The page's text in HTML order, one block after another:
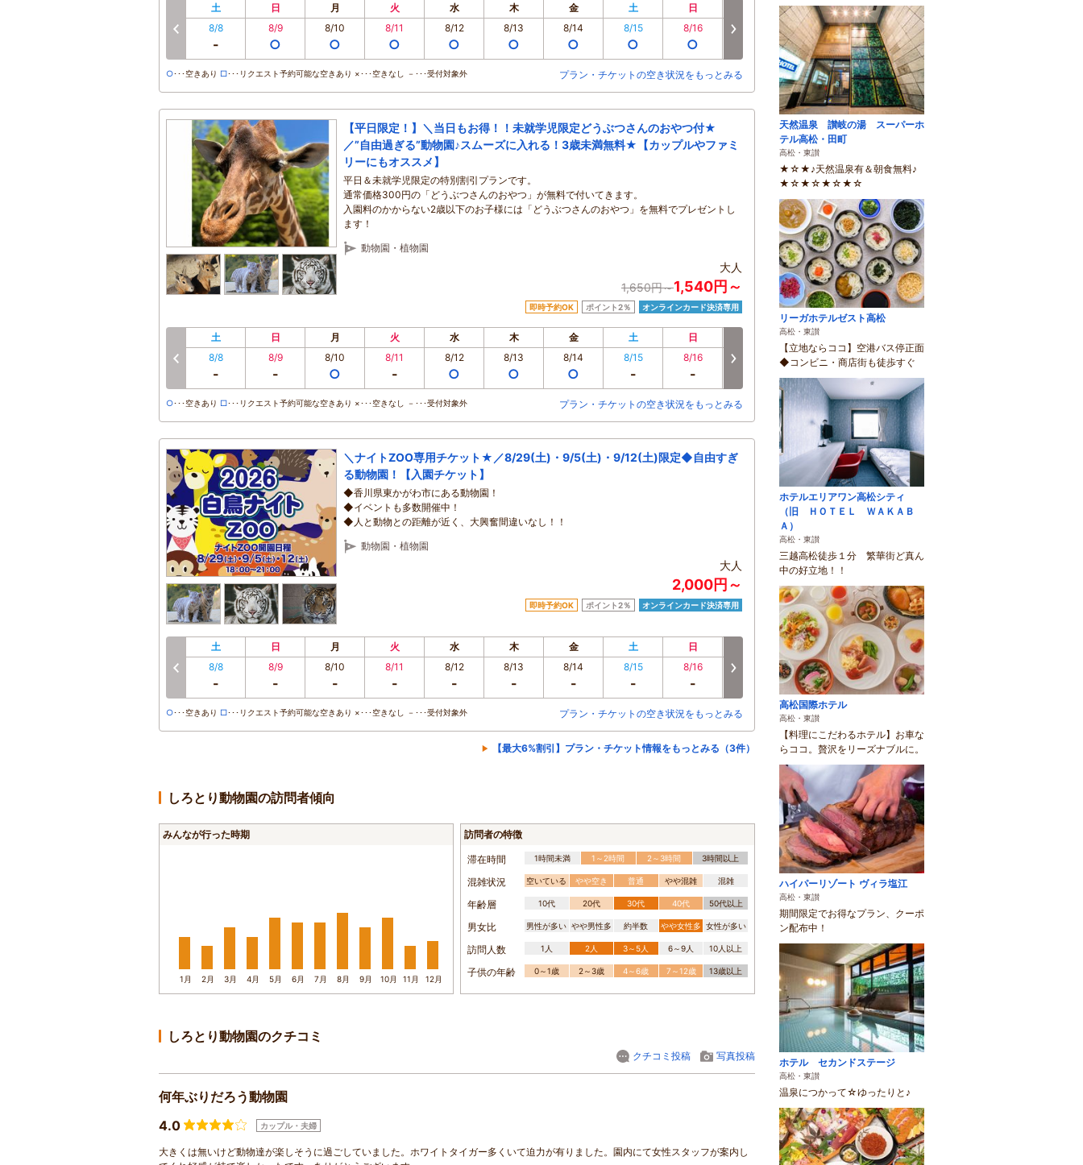
土 日 月 火 水 木 金 土 日 火 水
8/8
-
8/9
○
8/10
○
8/11
○
8/12
○
8/13
○
8/14
○
8/15
○
8/16
○
8/18
○
8/19
○
8/20
○･･･空きあり □･･･リクエスト予約可能な空きあり ×･･･空きなし －･･･受付対象外 プラン・チケットの空き状況をもっとみる
【平日限定！】＼当日もお得！！未就学児限定どうぶつさんのおやつ付★
／”自由過ぎる”動物園♪スムーズに入れる！3歳未満無料★【カップルやファミ
リーにもオススメ】
平日＆未就学児限定の特別割引プランです。
通常価格300円の「どうぶつさんのおやつ」が無料で付いてきます。
入園料のかからない2歳以下のお子様には「どうぶつさんのおやつ」を無料でプレゼントし
ます！
動物園・植物園
大人
1,650円～1,540円～
即時予約OK ポイント2％ オンラインカード決済専用
土 日 月 火 水 木 金 土 日 火
8/8
-
8/9
-
8/10
○
8/11
-
8/12
○
8/13
○
8/14
○
8/15
-
8/16
-
8/18
○
8/19
○
○･･･空きあり □･･･リクエスト予約可能な空きあり ×･･･空きなし －･･･受付対象外 プラン・チケットの空き状況をもっとみる
＼ナイトZOO専用チケット★／8/29(土)・9/5(土)・9/12(土)限定◆自由すぎ
る動物園！【入園チケット】
◆香川県東かがわ市にある動物園！
◆イベントも多数開催中！
◆人と動物との距離が近く、大興奮間違いなし！！
動物園・植物園
大人
2,000円～
即時予約OK ポイント2％ オンラインカード決済専用
土 日 月 火 水 木 金 土 日 火 水
8/8
-
8/9
-
8/10
-
8/11
-
8/12
-
8/13
-
8/14
-
8/15
-
8/16
-
8/18
-
8/19
-
8/20
○･･･空きあり □･･･リクエスト予約可能な空きあり ×･･･空きなし －･･･受付対象外 プラン・チケットの空き状況をもっとみる
【最大6%割引】プラン・チケット情報をもっとみる（3件）
しろとり動物園の訪問者傾向
みんなが行った時期
1月 2月 3月 4月 5月 6月 7月 8月 9月 10月 11月 12月
訪問者の特徴
滞在時間 1時間未満 1～2時間 2～3時間 3時間以上
混雑状況 空いている やや空き 普通 やや混雑 混雑
年齢層 10代 20代 30代 40代 50代以上
男女比 男性が多い やや男性多 約半数 やや女性多 女性が多い
訪問人数 1人 2人 3～5人 6～9人 10人以上
子供の年齢 0～1歳 2～3歳 4～6歳 7～12歳 13歳以上
しろとり動物園のクチコミ
クチコミ投稿 写真投稿
何年ぶりだろう動物園
4.0
カップル・夫婦
大きくは無いけど動物達が楽しそうに過ごしていました。ホワイトタイガー多くいて迫力が有りました。園内にて女性スタッフが案内し
天然温泉 讃岐の湯 スーパーホ
テル高松・田町
高松・東讃
★☆★♪天然温泉有＆朝食無料♪
★☆★☆★☆★☆
リーガホテルゼスト高松
高松・東讃
【立地ならココ】空港バス停正面
◆コンビニ・商店街も徒歩すぐ
ホテルエリアワン高松シティ
（旧 ＨＯＴＥＬ ＷＡＫＡＢ
Ａ）
高松・東讃
三越高松徒歩１分 繁華街ど真ん
中の好立地！！
高松国際ホテル
高松・東讃
【料理にこだわるホテル】お車な
らココ。贅沢をリーズナブルに。
ハイパーリゾート ヴィラ塩江
高松・東讃
期間限定でお得なプラン、クーポ
ン配布中！
ホテル セカンドステージ
高松・東讃
温泉につかって☆ゆったりと♪